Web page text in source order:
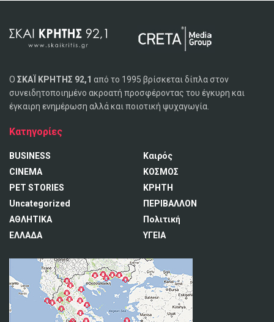
Ο ΣΚΑΪ ΚΡΗΤΗΣ 92,1 από το 1995 βρίσκεται δίπλα στον
συνειδητοποιημένο ακροατή προσφέροντας του έγκυρη και
έγκαιρη ενημέρωση αλλά και ποιοτική ψυχαγωγία.
Κατηγορίες
BUSINESS
CINEMA
PET STORIES
Uncategorized
ΑΘΛΗΤΙΚΑ
ΕΛΛΑΔΑ
Καιρός
ΚΟΣΜΟΣ
ΚΡΗΤΗ
ΠΕΡΙΒΑΛΛΟΝ
Πολιτική
ΥΓΕΙΑ